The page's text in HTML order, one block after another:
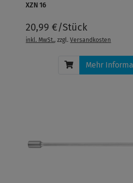
XZN 16
20,99 €/Stück
inkl. MwSt., zzgl.Versandkosten
Mehr